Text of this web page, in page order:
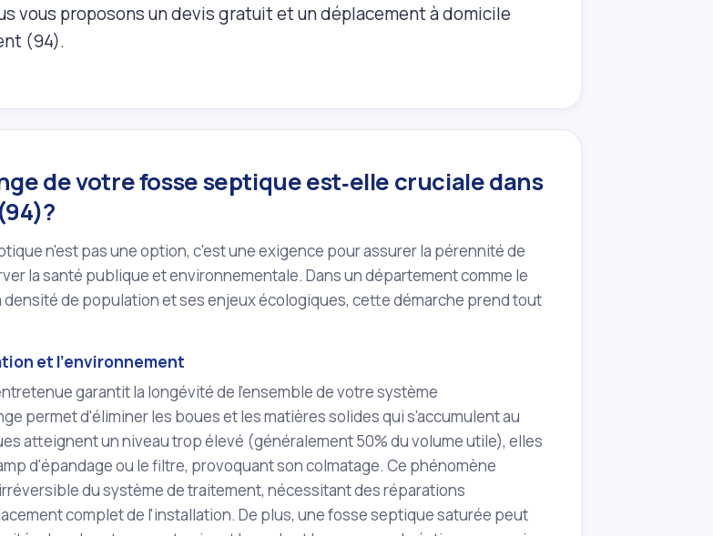
vous proposons un devis gratuit et un déplacement à domicile
(94).
de votre fosse septique est‑elle cruciale dans
n'est pas une option, c'est une exigence pour assurer la pérennité de
la santé publique et environnementale. Dans un département comme le
densité de population et ses enjeux écologiques, cette démarche prend tout
et l'environnement
garantit la longévité de l'ensemble de votre système
permet d'éliminer les boues et les matières solides qui s'accumulent au
atteignent un niveau trop élevé (généralement 50% du volume utile), elles
d'épandage ou le filtre, provoquant son colmatage. Ce phénomène
du système de traitement, nécessitant des réparations
complet de l'installation. De plus, une fosse septique saturée peut